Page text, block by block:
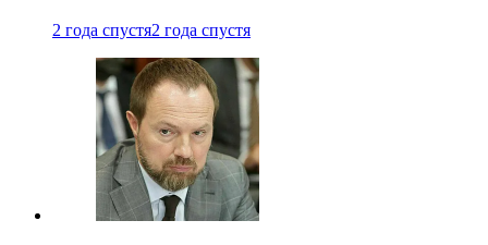
2 года спустя2 года спустя